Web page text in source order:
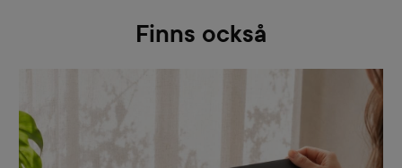
Finns också